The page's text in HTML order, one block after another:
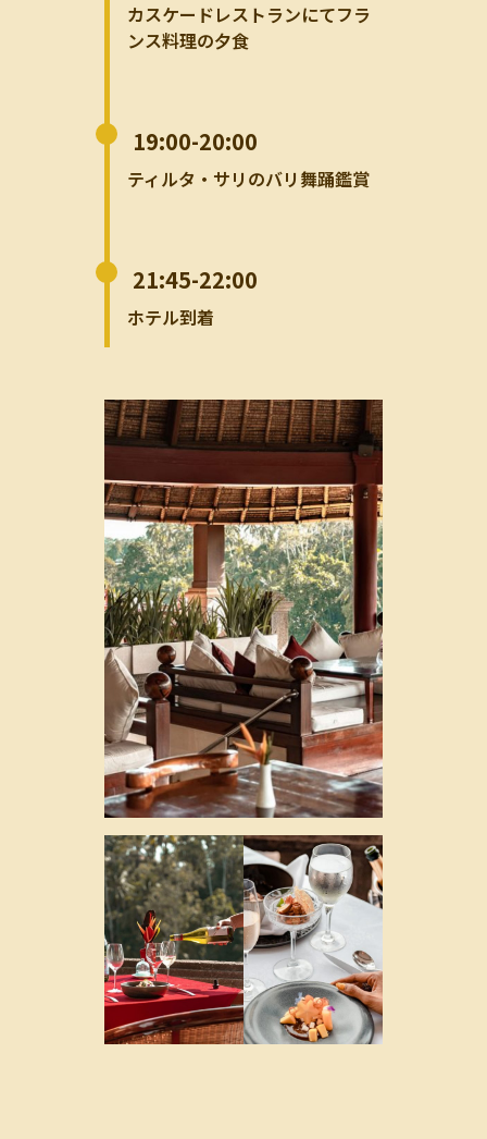
カスケードレストランにてフラ
ンス料理の夕食
19:00-20:00
ティルタ・サリのバリ舞踊鑑賞
21:45-22:00
ホテル到着